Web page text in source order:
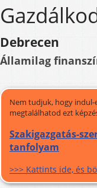
Debrecen
Államilag
Nem tudjuk, hogy indul-
megtalálhatod ezt
Szakigazgatás-
tanfolyam
>>> Kattints ide, és